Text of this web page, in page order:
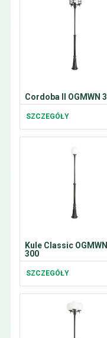
Cordoba II OGMWN
SZCZEGÓŁY
Kule Classic
300
SZCZEGÓŁY